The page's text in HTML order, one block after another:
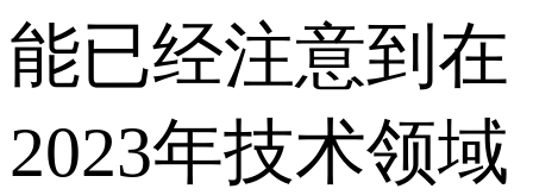
能已经注意到在
2023年技术领域